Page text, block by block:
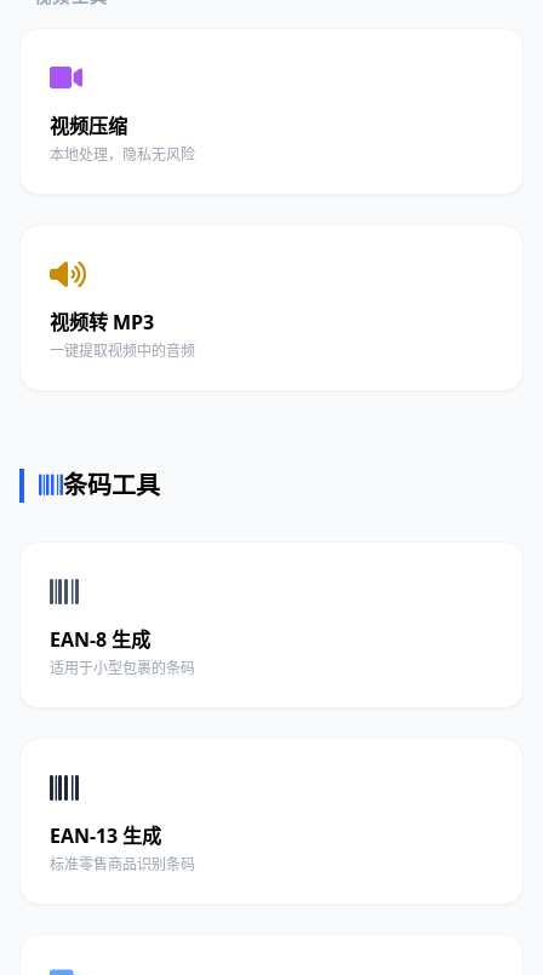
视频压缩
本地处理，隐私无风险
视频转 MP3
一键提取视频中的音频
条码工具
EAN-8 生成
适用于小型包裹的条码
EAN-13 生成
标准零售商品识别条码